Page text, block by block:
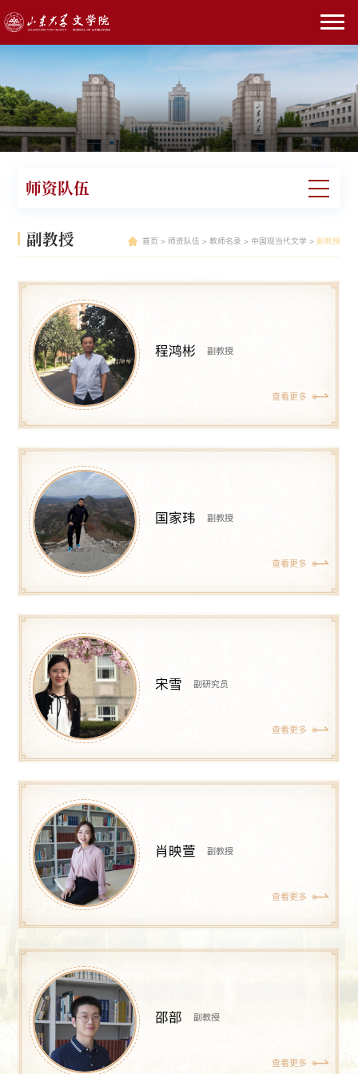
师资队伍
副教授 首页 > 师资队伍 > 教师名录 > 中国现当代文学 > 副教授
程鸿彬 副教授
查看更多
国家玮 副教授
查看更多
宋雪 副研究员
查看更多
肖映萱 副教授
查看更多
邵部 副教授
查看更多